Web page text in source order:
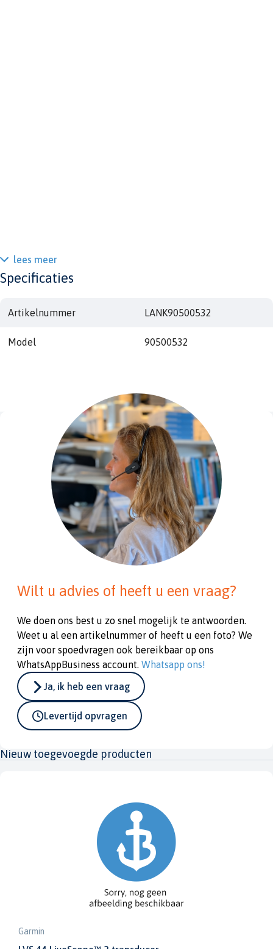
lees meer
Specificaties
Artikelnummer LANK90500532
Model 90500532
Wilt u advies of heeft u een vraag?
We doen ons best u zo snel mogelijk te antwoorden.
Weet u al een artikelnummer of heeft u een foto? We
zijn voor spoedvragen ook bereikbaar op ons
WhatsAppBusiness account. Whatsapp ons!
Ja, ik heb een vraag
Levertijd opvragen
Nieuw toegevoegde producten
Garmin